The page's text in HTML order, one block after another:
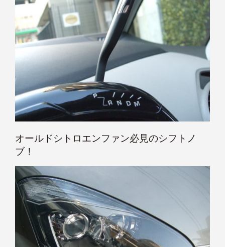
オールドシトロエンファン必見のシフトノ
ブ！